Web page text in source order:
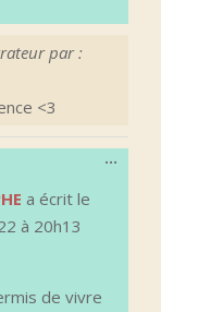
par :
<3
a écrit le
à 20h13
de vivre
...